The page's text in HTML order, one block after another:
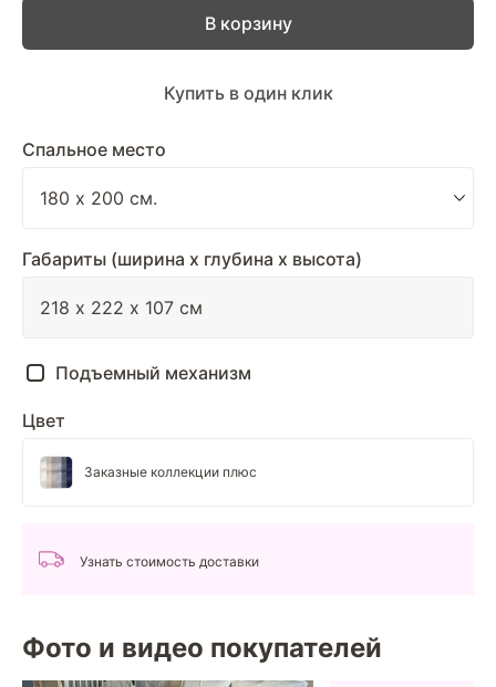
Спальное место
Габариты (ширина х глубина х высота)
Подъемный механизм
Цвет
Заказные коллекции плюс
В корзину
Купить в один клик
Узнать стоимость доставки
Фото и видео покупателей